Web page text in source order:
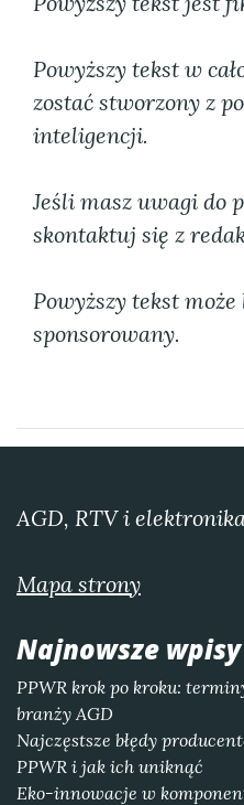
Powyższy tekst w
zostać stworzony z
inteligencji.
Jeśli masz uwagi do
skontaktuj się z
Powyższy tekst
sponsorowany.
AGD, RTV i
Mapa strony
Najnowsze wpisy
PPWR krok po kroku:
branży AGD
Najczęstsze błędy
PPWR i jak ich uniknąć
Eko-innowacje w